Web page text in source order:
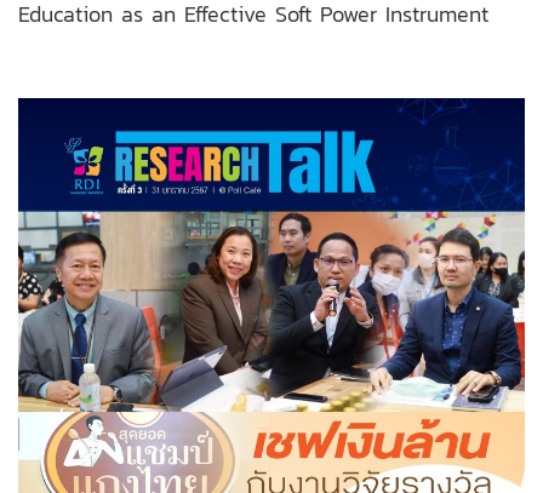
Education as an Effective Soft Power Instrument